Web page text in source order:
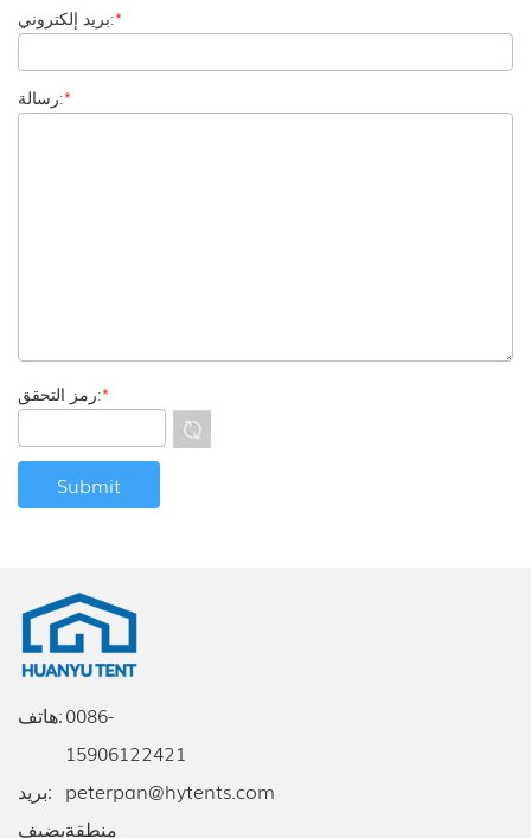
بريد إلكتروني:*
رسالة:*
رمز التحقق:*
يضيف:منطقة
هاتف:0086-
15906122421
بريد: peterpan@hytents.com